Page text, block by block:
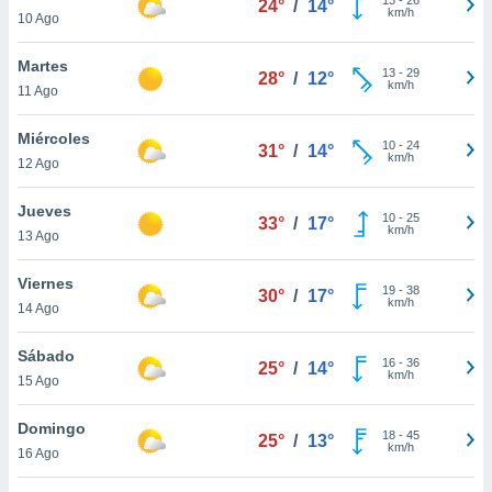
más
nuestra
y
de
disponible
cookies
aceptar
10 Ago
24° / 14°
km/h
Martes
11 Ago
28° / 12° 13- 29
km/h
Miércoles
12 Ago
31° / 14° 10- 24
km/h
Jueves
13 Ago
33° / 17° 10- 25
km/h
Viernes
14 Ago
30° / 17° 19- 38
km/h
Sábado
15 Ago
25° / 14° 16- 36
km/h
Domingo
16 Ago
25° / 13° 18- 45
km/h